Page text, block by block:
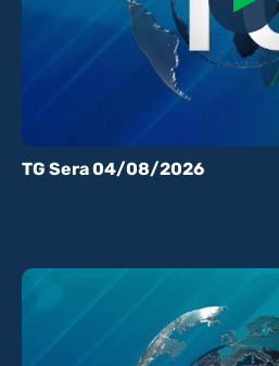
TG Sera 04/08/2026